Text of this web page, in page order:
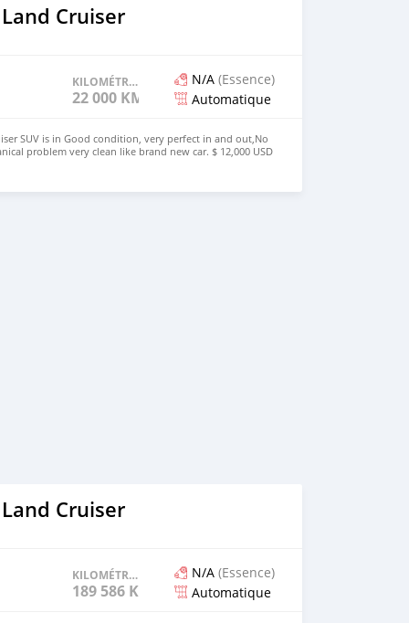
Cruiser
KILOMÉTRAGE
22 000 KM
N/A (Essence)
Automatique
SUV is in Good condition, very perfect in and out,No
problem very clean like brand new car. $ 12,000 USD
and Right Hand drive steering Price: $ 10,000 USD
CONTACT EMAIL: lucansachezs@hotmail.com
Cruiser
KILOMÉTRAGE
189 586 KM
N/A (Essence)
Automatique